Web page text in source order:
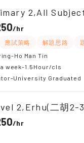
2,All
/hr
應試策略 解題思路
Ho Man Tin
week-1.5Hour/cls
University Graduated
2,Erhu(二胡2-
/hr